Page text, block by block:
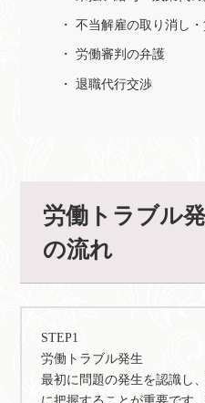
不当解雇の取り消し
労働審判の弁護
退職代行交渉
労働トラブル
の流れ
STEP1
労働トラブル発生
最初に問題の発生を認識し